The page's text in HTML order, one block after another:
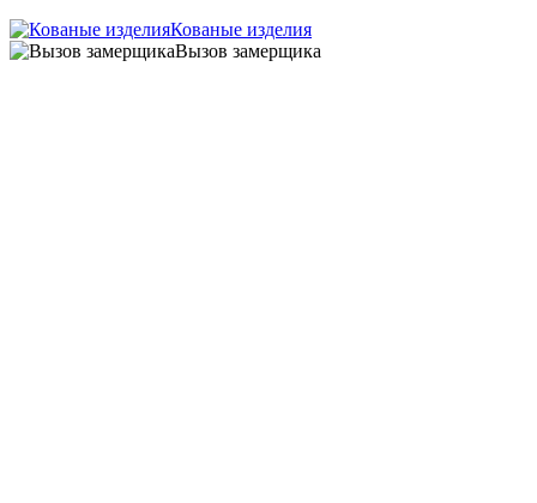
Кованые изделия
Вызов замерщика